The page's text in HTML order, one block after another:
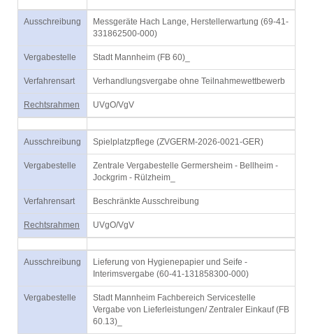
Ausschreibung
Messgeräte Hach Lange, Herstellerwartung (69-41-
331862500-000)
Vergabestelle Stadt Mannheim (FB 60)_
Verfahrensart Verhandlungsvergabe ohne Teilnahmewettbewerb
Rechtsrahmen UVgO/VgV
Ausschreibung Spielplatzpflege (ZVGERM-2026-0021-GER)
Vergabestelle
Zentrale Vergabestelle Germersheim - Bellheim -
Jockgrim - Rülzheim_
Verfahrensart Beschränkte Ausschreibung
Rechtsrahmen UVgO/VgV
Ausschreibung
Lieferung von Hygienepapier und Seife -
Interimsvergabe (60-41-131858300-000)
Vergabestelle
Stadt Mannheim Fachbereich Servicestelle
Vergabe von Lieferleistungen/ Zentraler Einkauf (FB
60.13)_